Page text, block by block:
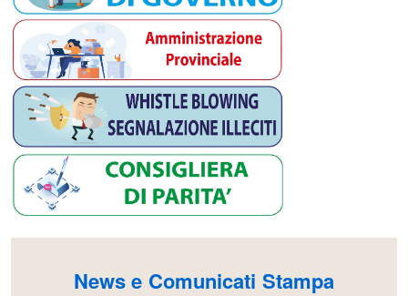
News e Comunicati Stampa